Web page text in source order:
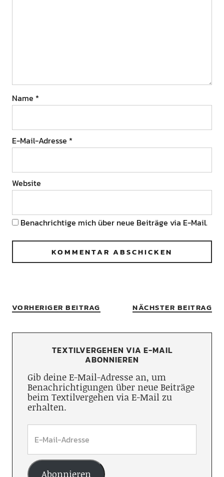
Name *
E-Mail-Adresse *
Website
Benachrichtige mich über neue Beiträge via E-Mail.
VORHERIGER BEITRAG NÄCHSTER BEITRAG
TEXTILVERGEHEN VIA E-MAIL
ABONNIEREN
Gib deine E-Mail-Adresse an, um
Benachrichtigungen über neue Beiträge
beim Textilvergehen via E-Mail zu
erhalten.
Abonnieren